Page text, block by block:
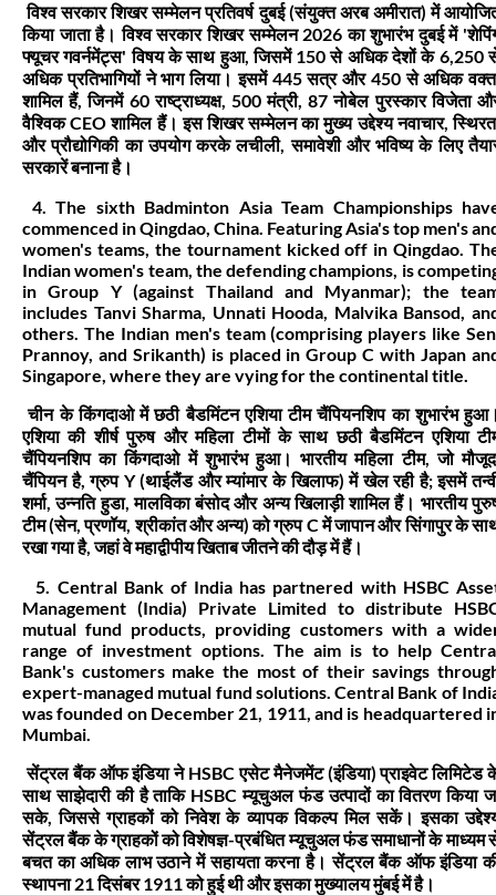
विश्व सरकार शिखर सम्मेलन प्रतिवर्ष दुबई (संयुक्त अरब अमीरात) में
किया जाता है। विश्व सरकार शिखर सम्मेलन 2026 का शुभारंभ दुबई में
फ्यूचर गवर्नमेंट्स' विषय के साथ हुआ, जिसमें 150 से अधिक देशों के 6,250
अधिक प्रतिभागियों ने भाग लिया। इसमें 445 सत्र और 450 से अधिक
शामिल हैं, जिनमें 60 राष्ट्राध्यक्ष, 500 मंत्री, 87 नोबेल पुरस्कार विजेता
वैश्विक CEO शामिल हैं। इस शिखर सम्मेलन का मुख्य उद्देश्य नवाचार,
और प्रौद्योगिकी का उपयोग करके लचीली, समावेशी और भविष्य के लिए
सरकारें बनाना है।
4. The sixth Badminton Asia Team Championships
commenced in Qingdao, China. Featuring Asia's top men's
women's teams, the tournament kicked off in Qingdao.
Indian women's team, the defending champions, is
in Group Y (against Thailand and Myanmar); the
includes Tanvi Sharma, Unnati Hooda, Malvika Bansod,
others. The Indian men's team (comprising players like
Prannoy, and Srikanth) is placed in Group C with Japan
Singapore, where they are vying for the continental title.
चीन के किंगदाओ में छठी बैडमिंटन एशिया टीम चैंपियनशिप का शुभारंभ
एशिया की शीर्ष पुरुष और महिला टीमों के साथ छठी बैडमिंटन एशिया
चैंपियनशिप का किंगदाओ में शुभारंभ हुआ। भारतीय महिला टीम, जो
चैंपियन है, ग्रुप Y (थाईलैंड और म्यांमार के खिलाफ) में खेल रही है; इसमें
शर्मा, उन्नति हुडा, मालविका बंसोद और अन्य खिलाड़ी शामिल हैं। भारतीय
टीम (सेन, प्रणॉय, श्रीकांत और अन्य) को ग्रुप C में जापान और सिंगापुर के
रखा गया है, जहां वे महाद्वीपीय खिताब जीतने की दौड़ में हैं।
5. Central Bank of India has partnered with HSBC
Management (India) Private Limited to distribute
mutual fund products, providing customers with a
range of investment options. The aim is to help
Bank's customers make the most of their savings
expert-managed mutual fund solutions. Central Bank of
was founded on December 21, 1911, and is headquartered
Mumbai.
सेंट्रल बैंक ऑफ इंडिया ने HSBC एसेट मैनेजमेंट (इंडिया) प्राइवेट लिमिटेड
साथ साझेदारी की है ताकि HSBC म्यूचुअल फंड उत्पादों का वितरण किया
सके, जिससे ग्राहकों को निवेश के व्यापक विकल्प मिल सकें। इसका
सेंट्रल बैंक के ग्राहकों को विशेषज्ञ-प्रबंधित म्यूचुअल फंड समाधानों के माध्यम
बचत का अधिक लाभ उठाने में सहायता करना है। सेंट्रल बैंक ऑफ इंडिया
स्थापना 21 दिसंबर 1911 को हुई थी और इसका मुख्यालय मुंबई में है।